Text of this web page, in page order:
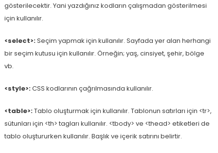
gösterilecektir. Yani yazdığınız kodların çalışmadan gösterilmesi
için kullanılır.
<select>:Seçim yapmak için kullanılır. Sayfada yer alan herhangi
bir seçim kutusu için kullanılır. Örneğin; yaş, cinsiyet, şehir, bölge
vb.
<style>:CSS kodlarının çağrılmasında kullanılır.
<table>:Tablo oluşturmak için kullanılır. Tablonun satırları için <tr>,
sütunları için <th> tagları kullanılır. <tbody> ve <thead> etiketleri de
tablo oluştururken kullanılır. Başlık ve içerik satırını belirtir.